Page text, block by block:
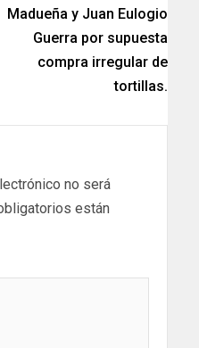
Madueña y Juan Eulogio
Guerra por supuesta
compra irregular de
tortillas.
no será
están